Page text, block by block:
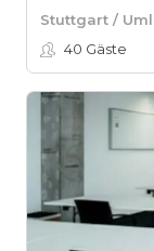
Stuttgart /
40 Gäste